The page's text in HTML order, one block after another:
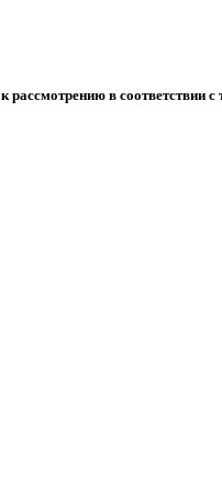
к рассмотрению в соответствии